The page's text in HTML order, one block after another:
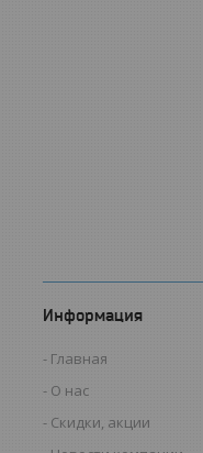
Информация
Главная
О нас
Скидки, акции